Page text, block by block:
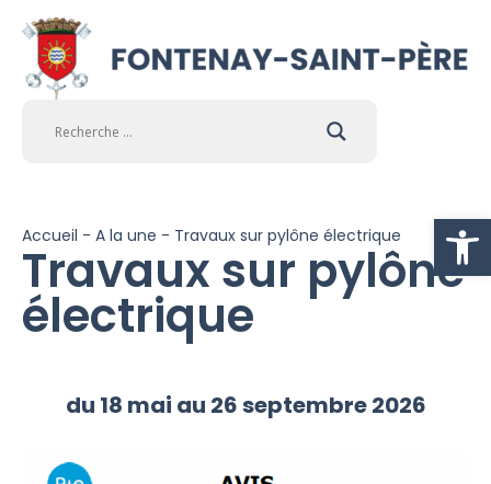
Ouvrir
Accueil - A la une - Travaux sur pylône électrique
Travaux sur pylône
électrique
du 18 mai au 26 septembre 2026